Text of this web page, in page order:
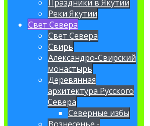
Праздники в Якутии
Реки Якутии
Свет Севера
Свет Севера
Свирь
Александро-Свирский
монастырь
Деревянная
архитектура Русского
Севера
Северные избы